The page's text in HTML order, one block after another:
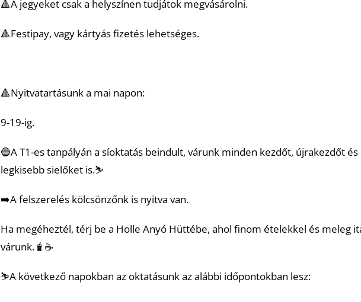
🔺A jegyeket csak a helyszínen tudjátok megvásárolni.
🔺Festipay, vagy kártyás fizetés lehetséges.
🔺Nyitvatartásunk a mai napon:
9-19-ig.
🔵A T1-es tanpályán a síoktatás beindult, várunk minden kezdőt, újrakezdőt és
legkisebb sielőket is.⛷️
➡️A felszerelés kölcsönzőnk is nyitva van.
Ha megéheztél, térj be a Holle Anyó Hüttébe, ahol finom ételekkel és meleg
várunk.🧋☕️
⛷️A következő napokban az oktatásunk az alábbi időpontokban lesz: